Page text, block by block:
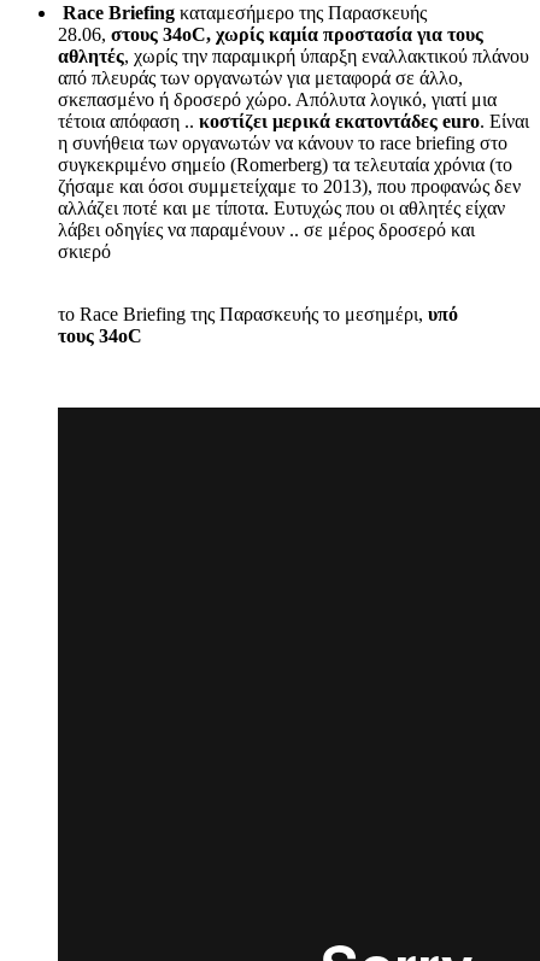
Race Briefing καταμεσήμερο της Παρασκευής
28.06, στους 34oC, χωρίς καμία προστασία για τους
αθλητές, χωρίς την παραμικρή ύπαρξη εναλλακτικού πλάνου
από πλευράς των οργανωτών για μεταφορά σε άλλο,
σκεπασμένο ή δροσερό χώρο. Απόλυτα λογικό, γιατί μια
τέτοια απόφαση .. κοστίζει μερικά εκατοντάδες euro. Είναι
η συνήθεια των οργανωτών να κάνουν το race briefing στο
συγκεκριμένο σημείο (Romerberg) τα τελευταία χρόνια (το
ζήσαμε και όσοι συμμετείχαμε το 2013), που προφανώς δεν
αλλάζει ποτέ και με τίποτα. Ευτυχώς που οι αθλητές είχαν
λάβει οδηγίες να παραμένουν .. σε μέρος δροσερό και
σκιερό
το Race Briefing της Παρασκευής το μεσημέρι, υπό
τους 34οC